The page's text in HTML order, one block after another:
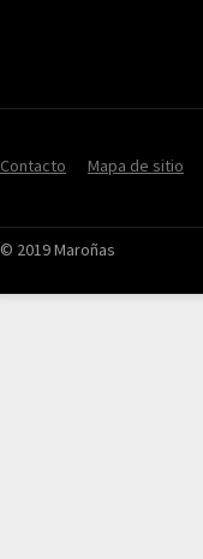
Contacto Mapa de sitio
© 2019 Maroñas